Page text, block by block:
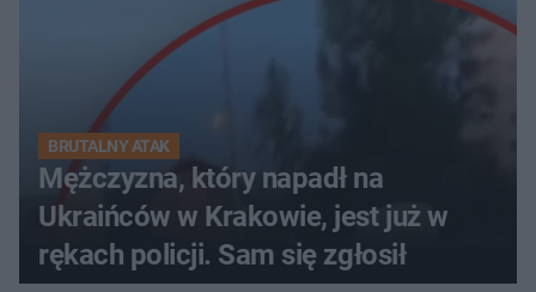
BRUTALNY ATAK
Mężczyzna, który napadł na
Ukraińców w Krakowie, jest już w
rękach policji. Sam się zgłosił